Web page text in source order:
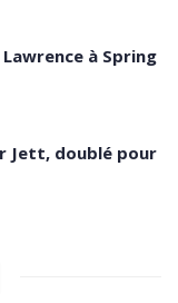
à Spring
Jett, doublé pour